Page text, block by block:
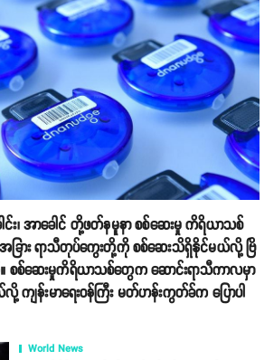
င်း၊ အာခေါင် တို့ဖတ်နမူနာ စစ်ဆေးမှု ကိရိယာသစ်
ခြား ရာသီတုပ်ကွေးတို့ကို စစ်ဆေးသိရှိနိုင်မယ်လို့ ဗြိ
စ်ဆေးမှုကိရိယာသစ်တွေက ဆောင်းရာသီကာလမှာ
ကျန်းမာရေးဝန်ကြီး မတ်ဟန်းကွတ်ခ်က ပြောပါ
World News